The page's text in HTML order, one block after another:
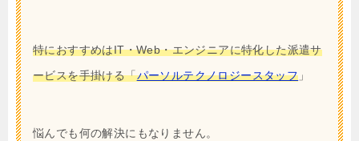
特におすすめはIT・Web・エンジニアに特化した派遣サ
ービスを手掛ける「パーソルテクノロジースタッフ 」
悩んでも何の解決にもなりません。